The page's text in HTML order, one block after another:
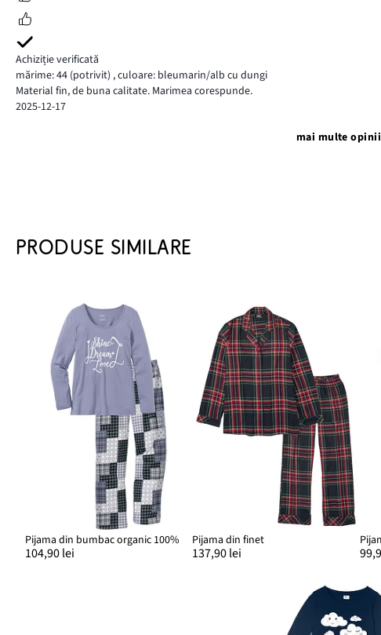
Achiziție verificată
mărime: 44 (potrivit) ,culoare: bleumarin/alb cu dungi
Material fin, de buna calitate. Marimea corespunde.
2025-12-17
mai multe opinii
PRODUSE SIMILARE
Pijama din bumbac organic 100%
104,90 lei
Pijama din finet
137,90 lei